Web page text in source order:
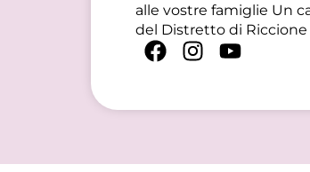
alle vostre famiglie Un
del Distretto di Riccione